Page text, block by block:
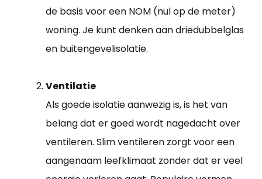
de basis voor een NOM (nul op de meter)
woning. Je kunt denken aan driedubbelglas
en buitengevelisolatie.
Ventilatie
Als goede isolatie aanwezig is, is het van
belang dat er goed wordt nagedacht over
ventileren. Slim ventileren zorgt voor een
aangenaam leefklimaat zonder dat er veel